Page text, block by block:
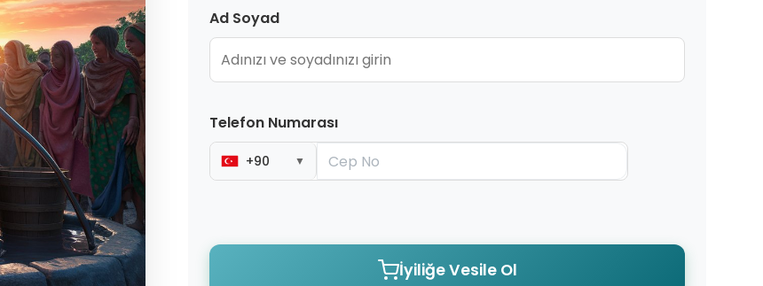
Ad Soyad
Telefon Numarası
+90 ▼
İyiliğe Vesile Ol